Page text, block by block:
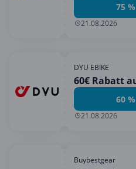
75
21.08.2026
DYU EBIKE
60€ Rabatt
60
21.08.2026
Buybestgear